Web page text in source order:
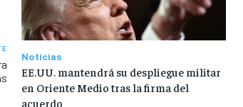
Noticias
EE.UU. mantendrá su despliegue militar
en Oriente Medio tras la firma del
acuerdo